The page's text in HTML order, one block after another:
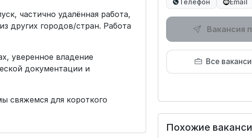
частично удалённая работа,
других городов/стран. Работа
уверенное владение
документации и
свяжемся для короткого
Телефон
Email
Вакансия
Все
Похожие